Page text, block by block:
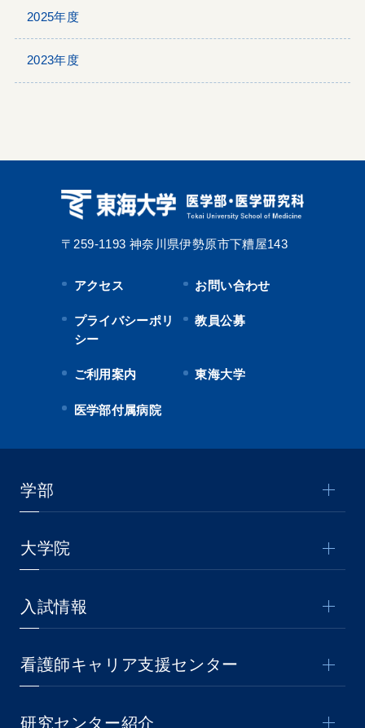
2025年度
2023年度
〒259-1193 神奈川県伊勢原市下糟屋143
アクセス お問い合わせ
プライバシーポリ
シー
教員公募
ご利用案内 東海大学
医学部付属病院
学部
大学院
入試情報
看護師キャリア支援センター
研究センター紹介